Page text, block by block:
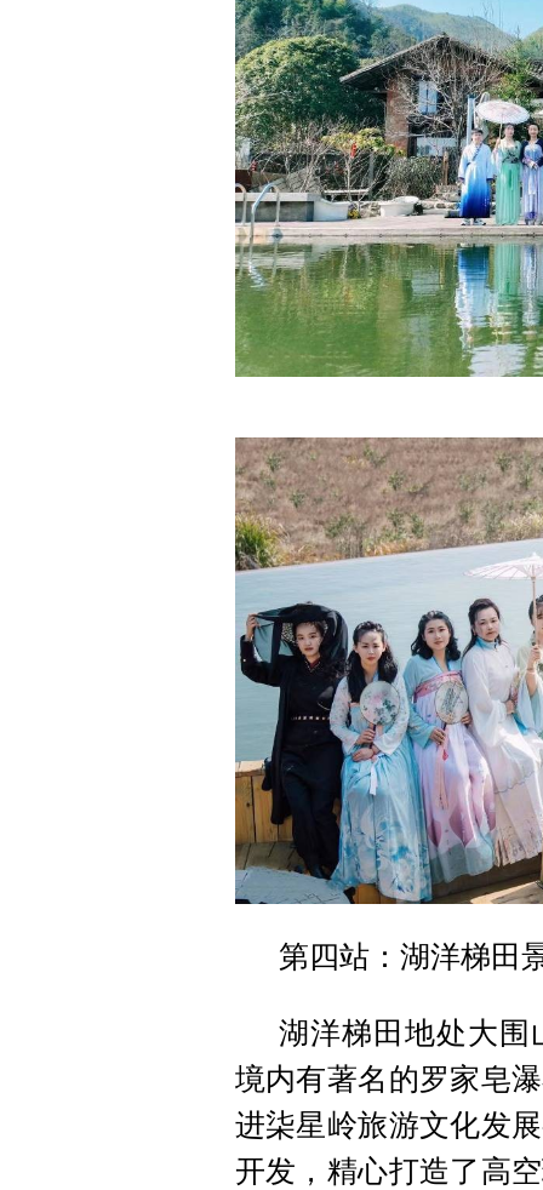
第四站：湖洋梯田
湖洋梯田地处大围
境内有著名的罗家皂
进柒星岭旅游文化发
开发，精心打造了高